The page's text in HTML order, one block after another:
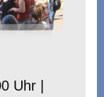
Uhr |